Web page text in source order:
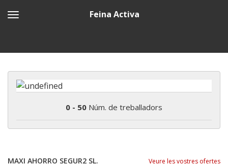
Feina Activa
0 - 50 Núm. de treballadors
MAXI AHORRO SEGUR2 SL. Veure les vostres ofertes